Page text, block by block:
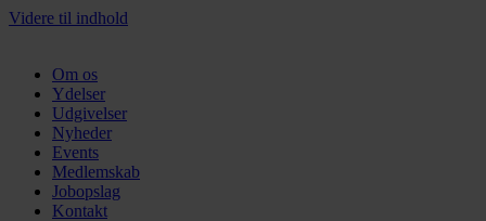
Videre til indhold
Om os
Ydelser
Udgivelser
Nyheder
Events
Medlemskab
Jobopslag
Kontakt